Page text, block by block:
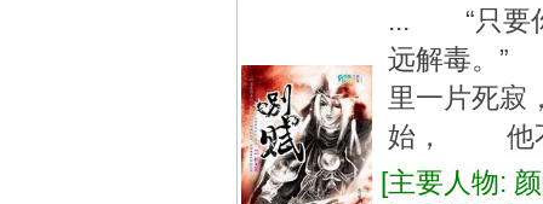
... “只要
远解毒。
里一片死
始， 他
[主要人物: